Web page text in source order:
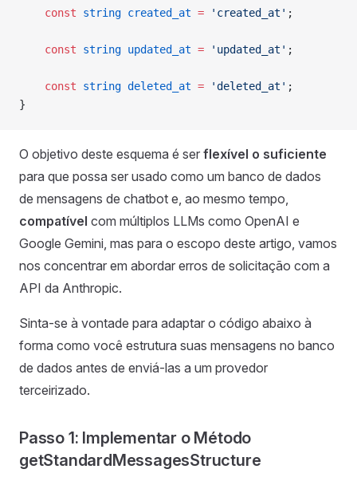
    const
string created_at = 'created_at' ;
    const
string updated_at = 'updated_at' ;
    const
string deleted_at = 'deleted_at' ;
}
O objetivo deste esquema é ser flexível o suficiente
para que possa ser usado como um banco de dados
de mensagens de chatbot e, ao mesmo tempo,
compatível com múltiplos LLMs como OpenAI e
Google Gemini, mas para o escopo deste artigo, vamos
nos concentrar em abordar erros de solicitação com a
API da Anthropic.
Sinta-se à vontade para adaptar o código abaixo à
forma como você estrutura suas mensagens no banco
de dados antes de enviá-las a um provedor
terceirizado.
Passo 1: Implementar o Método
getStandardMessagesStructure